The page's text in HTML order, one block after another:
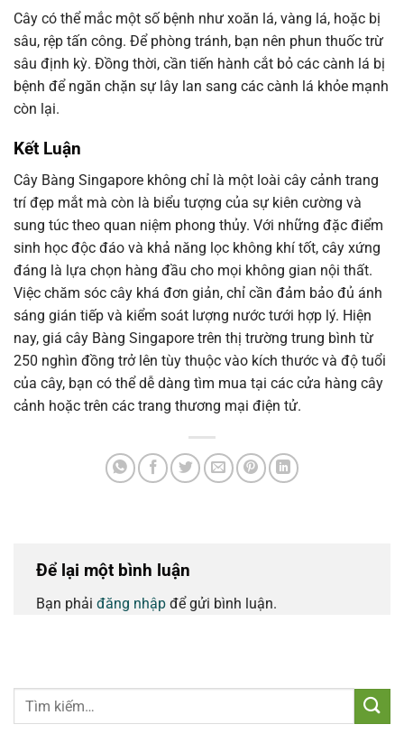
Cây có thể mắc một số bệnh như xoăn lá, vàng lá, hoặc bị
sâu, rệp tấn công. Để phòng tránh, bạn nên phun thuốc trừ
sâu định kỳ. Đồng thời, cần tiến hành cắt bỏ các cành lá bị
bệnh để ngăn chặn sự lây lan sang các cành lá khỏe mạnh
còn lại.
Kết Luận
Cây Bàng Singapore không chỉ là một loài cây cảnh trang
trí đẹp mắt mà còn là biểu tượng của sự kiên cường và
sung túc theo quan niệm phong thủy. Với những đặc điểm
sinh học độc đáo và khả năng lọc không khí tốt, cây xứng
đáng là lựa chọn hàng đầu cho mọi không gian nội thất.
Việc chăm sóc cây khá đơn giản, chỉ cần đảm bảo đủ ánh
sáng gián tiếp và kiểm soát lượng nước tưới hợp lý. Hiện
nay, giá cây Bàng Singapore trên thị trường trung bình từ
250 nghìn đồng trở lên tùy thuộc vào kích thước và độ tuổi
của cây, bạn có thể dễ dàng tìm mua tại các cửa hàng cây
cảnh hoặc trên các trang thương mại điện tử.
Để lại một bình luận
Bạn phải đăng nhập để gửi bình luận.